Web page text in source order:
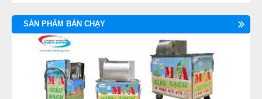
SẢN PHẨM BÁN CHẠY